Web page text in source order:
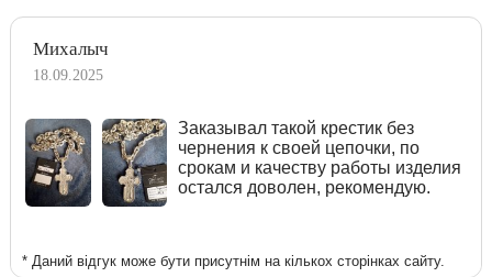
Михалыч
18.09.2025
Заказывал такой крестик без
чернения к своей цепочки, по
срокам и качеству работы изделия
остался доволен, рекомендую.
* Даний відгук може бути присутнім на кількох сторінках сайту.